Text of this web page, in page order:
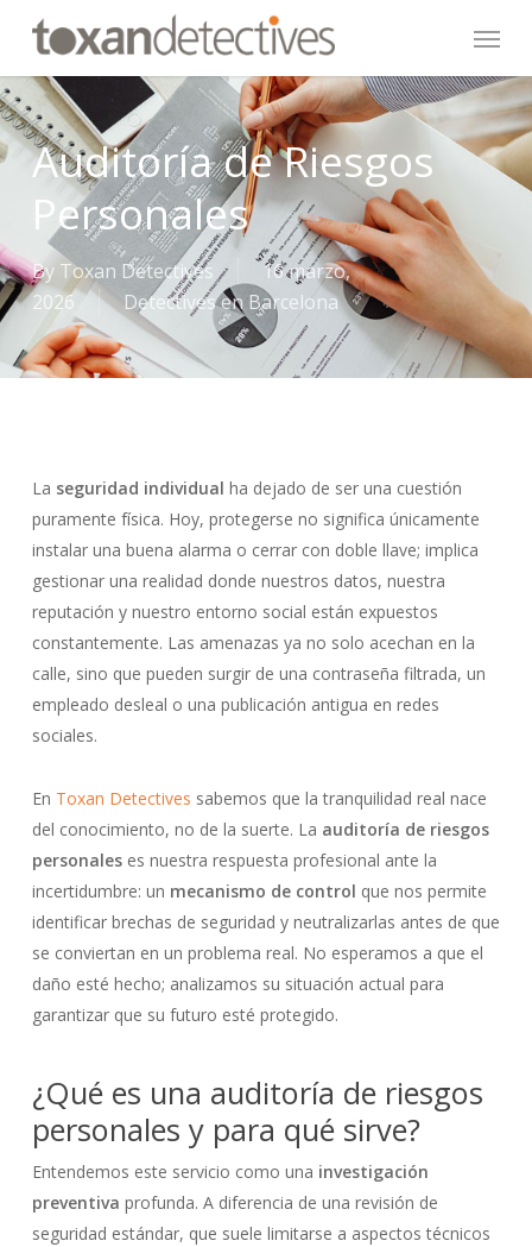
main
content
Menu
Auditoría de Riesgos
Personales
By Toxan Detectives
16 marzo,
2026
Detectives en Barcelona
La seguridad individual ha dejado de ser una cuestión
puramente física. Hoy, protegerse no significa únicamente
instalar una buena alarma o cerrar con doble llave; implica
gestionar una realidad donde nuestros datos, nuestra
reputación y nuestro entorno social están expuestos
constantemente. Las amenazas ya no solo acechan en la
calle, sino que pueden surgir de una contraseña filtrada, un
empleado desleal o una publicación antigua en redes
sociales.
En Toxan Detectives sabemos que la tranquilidad real nace
del conocimiento, no de la suerte. La auditoría de riesgos
personaleses nuestra respuesta profesional ante la
incertidumbre: un mecanismo de control que nos permite
identificar brechas de seguridad y neutralizarlas antes de que
se conviertan en un problema real. No esperamos a que el
daño esté hecho; analizamos su situación actual para
garantizar que su futuro esté protegido.
¿Qué es una auditoría de riesgos
personales y para qué sirve?
Entendemos este servicio como una investigación
preventiva profunda. A diferencia de una revisión de
seguridad estándar, que suele limitarse a aspectos técnicos